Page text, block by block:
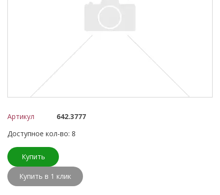
Артикул
642.3777
Доступное кол-во: 8
Купить
Купить в 1 клик